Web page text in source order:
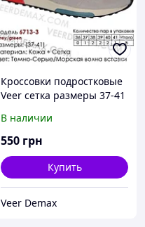
Кроссовки подростковые
Veer сетка размеры 37-41
Бежевый
В наличии
550 грн
Купить
Veer Demax